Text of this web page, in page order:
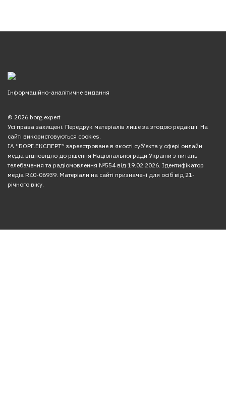
Інформаційно-аналітичне видання
© 2026 borg.expert
Усі права захищені. Передрук матеріалів лише за згодою редакції. На
сайті використовуються cookies.
ІА “БОРГ.ЕКСПЕРТ” зареєстроване в якості суб’єкта у сфері онлайн
медіа відповідно до рішення Національної ради України з питань
телебачення та радіомовлення №554 від 19.02.2026. Ідентифікатор
медіа R40-06939. Матеріали на сайті призначені для осіб від 21-
річного віку.